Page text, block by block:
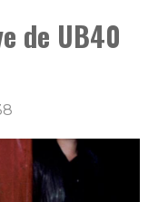
de UB40